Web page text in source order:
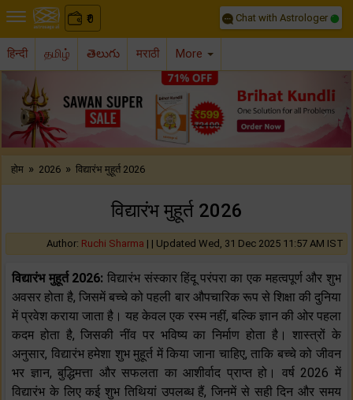
₹
0 Chat with Astrologer
हिन्दी தமிழ் తెలుగు मराठी More
Previous
होम » 2026 » विद्यारंभ मुहूर्त 2026
विद्यारंभ मुहूर्त 2026
Author: Ruchi Sharma | | Updated Wed, 31 Dec 2025 11:57 AM IST
विद्यारंभ मुहूर्त 2026: विद्यारंभ संस्कार हिंदू परंपरा का एक महत्वपूर्ण और शुभ
अवसर होता है, जिसमें बच्चे को पहली बार औपचारिक रूप से शिक्षा की दुनिया
में प्रवेश कराया जाता है। यह केवल एक रस्म नहीं, बल्कि ज्ञान की ओर पहला
कदम होता है, जिसकी नींव पर भविष्य का निर्माण होता है। शास्त्रों के
अनुसार, विद्यारंभ हमेशा शुभ मुहूर्त में किया जाना चाहिए, ताकि बच्चे को जीवन
भर ज्ञान, बुद्धिमत्ता और सफलता का आशीर्वाद प्राप्त हो। वर्ष 2026 में
विद्यारंभ के लिए कई शुभ तिथियां उपलब्ध हैं, जिनमें से सही दिन और समय